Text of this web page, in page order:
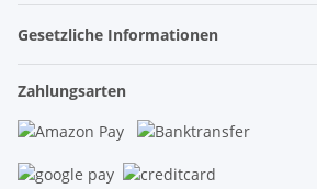
Gesetzliche Informationen
Zahlungsarten